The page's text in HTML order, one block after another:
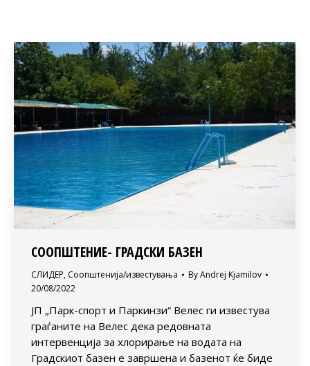
СООПШТЕНИЕ- ГРАДСКИ БАЗЕН
СЛИДЕР, Соопштенија/известувања ByAndrej Kjamilov
20/08/2022
ЈП „Парк-спорт и Паркинзи“ Велес ги известува
граѓаните на Велес дека редовната
интервенција за хлорирање на водата на
Градскиот базен е завршена и базенот ќе биде